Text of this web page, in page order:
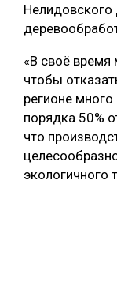
«В своё время
чтобы
регионе
порядка 50%
что
экологичного